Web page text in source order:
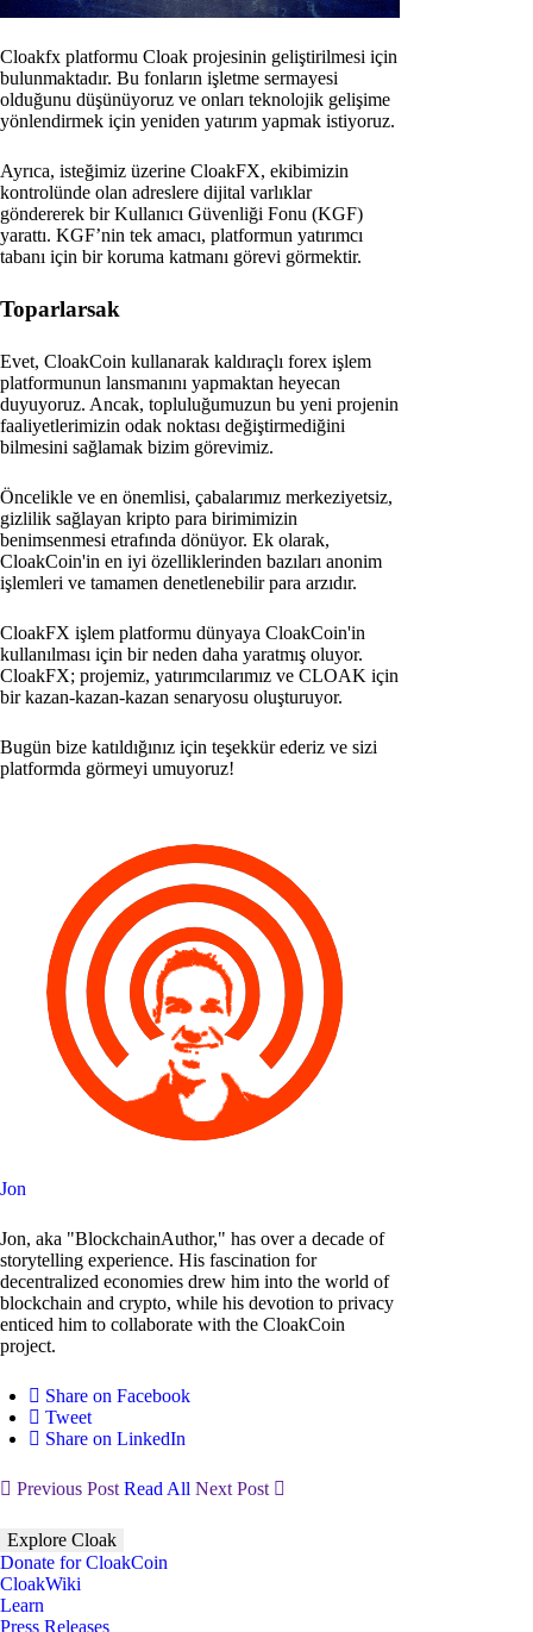
Cloakfx platformu Cloak projesinin geliştirilmesi için
bulunmaktadır. Bu fonların işletme sermayesi
olduğunu düşünüyoruz ve onları teknolojik gelişime
yönlendirmek için yeniden yatırım yapmak istiyoruz.
Ayrıca, isteğimiz üzerine CloakFX, ekibimizin
kontrolünde olan adreslere dijital varlıklar
göndererek bir Kullanıcı Güvenliği Fonu (KGF)
yarattı. KGF’nin tek amacı, platformun yatırımcı
tabanı için bir koruma katmanı görevi görmektir.
Toparlarsak
Evet, CloakCoin kullanarak kaldıraçlı forex işlem
platformunun lansmanını yapmaktan heyecan
duyuyoruz. Ancak, topluluğumuzun bu yeni projenin
faaliyetlerimizin odak noktası değiştirmediğini
bilmesini sağlamak bizim görevimiz.
Öncelikle ve en önemlisi, çabalarımız merkeziyetsiz,
gizlilik sağlayan kripto para birimimizin
benimsenmesi etrafında dönüyor. Ek olarak,
CloakCoin'in en iyi özelliklerinden bazıları anonim
işlemleri ve tamamen denetlenebilir para arzıdır.
CloakFX işlem platformu dünyaya CloakCoin'in
kullanılması için bir neden daha yaratmış oluyor.
CloakFX; projemiz, yatırımcılarımız ve CLOAK için
bir kazan-kazan-kazan senaryosu oluşturuyor.
Bugün bize katıldığınız için teşekkür ederiz ve sizi
platformda görmeyi umuyoruz!
Jon
Jon, aka "BlockchainAuthor," has over a decade of
storytelling experience. His fascination for
decentralized economies drew him into the world of
blockchain and crypto, while his devotion to privacy
enticed him to collaborate with the CloakCoin
project.
Share on Facebook
Tweet
Share on LinkedIn
Previous Post Read All Next Post
Explore Cloak
Donate for CloakCoin
CloakWiki
Learn
Press Releases